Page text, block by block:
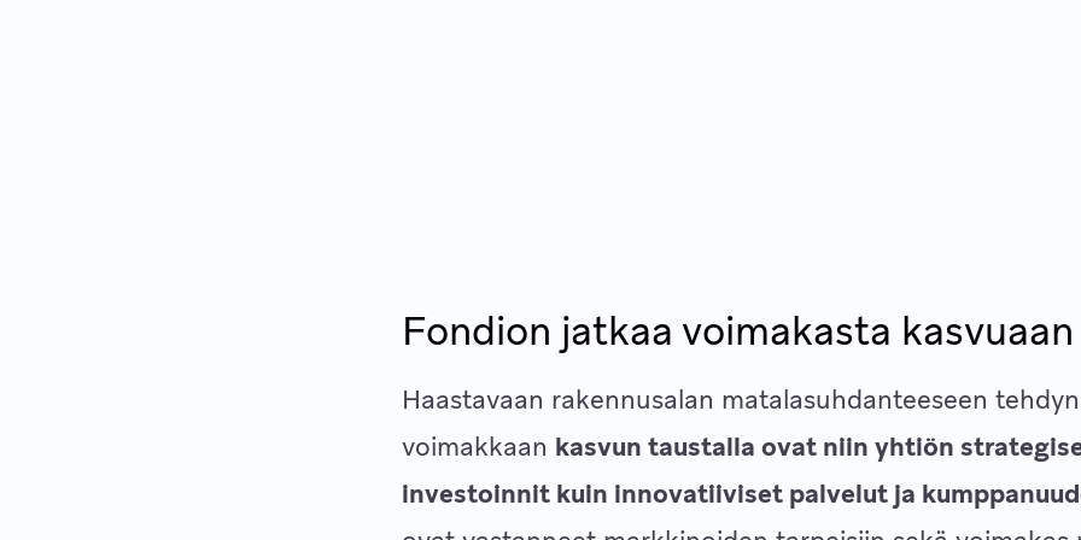
Fondion jatkaa voimakasta kasvuaan
Haastavaan rakennusalan matalasuhdanteeseen tehdyn
voimakkaan kasvun taustalla ovat niin yhtiön
investoinnit kuin innovatiiviset palvelut ja